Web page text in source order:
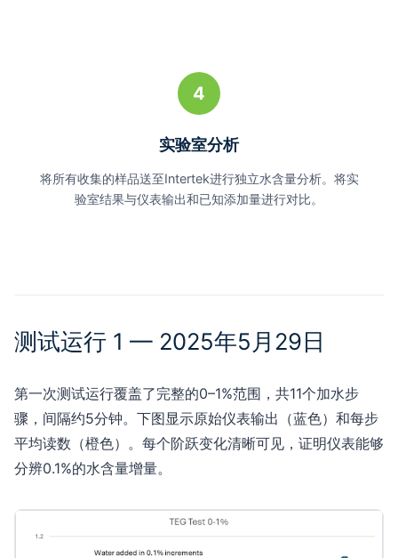
4
实验室分析
将所有收集的样品送至Intertek进行独立水含量分析。将实
验室结果与仪表输出和已知添加量进行对比。
测试运行 1 — 2025年5月29日
第一次测试运行覆盖了完整的0–1%范围，共11个加水步
骤，间隔约5分钟。下图显示原始仪表输出（蓝色）和每步
平均读数（橙色）。每个阶跃变化清晰可见，证明仪表能够
分辨0.1%的水含量增量。